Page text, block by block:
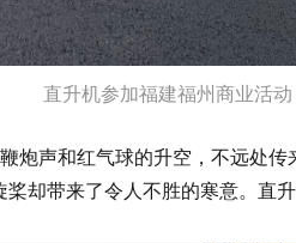
直升机参加福建福州商业活动
炮声和红气球的升空，不远处
却带来了令人不胜的寒意。直